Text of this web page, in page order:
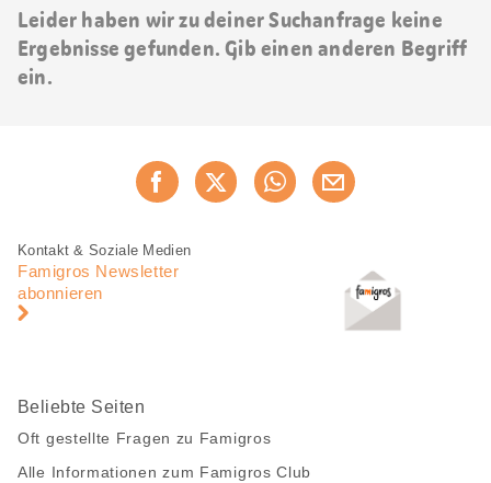
Leider haben wir zu deiner Suchanfrage keine
Ergebnisse gefunden. Gib einen anderen Begriff
ein.
Jetzt weiterempfehlen
Fusszeile
Fusszeile
Navigation
Kontakt & Soziale Medien
Famigros Newsletter
abonnieren
Beliebte Seiten
Oft gestellte Fragen zu Famigros
Alle Informationen zum Famigros Club